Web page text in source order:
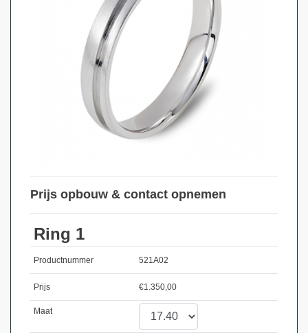
Prijs opbouw & contact opnemen
Ring 1
Productnummer 521A02
Prijs €1.350,00
Maat